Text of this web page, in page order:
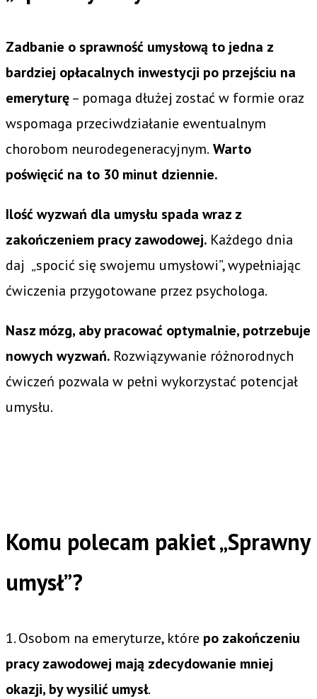
Zadbanie o sprawność umysłową to jedna z
bardziej opłacalnych inwestycji po przejściu na
emeryturę– pomaga dłużej zostać w formie oraz
wspomaga przeciwdziałanie ewentualnym
chorobom neurodegeneracyjnym. Warto
poświęcić na to 30 minut dziennie.
Ilość wyzwań dla umysłu spada wraz z
zakończeniem pracy zawodowej. Każdego dnia
daj „spocić się swojemu umysłowi”, wypełniając
ćwiczenia przygotowane przez psychologa.
Nasz mózg, aby pracować optymalnie, potrzebuje
nowych wyzwań. Rozwiązywanie różnorodnych
ćwiczeń pozwala w pełni wykorzystać potencjał
umysłu.
Komu polecam pakiet „Sprawny
umysł”?
1. Osobom na emeryturze, które po zakończeniu
pracy zawodowej mają zdecydowanie mniej
okazji, by wysilić umysł.